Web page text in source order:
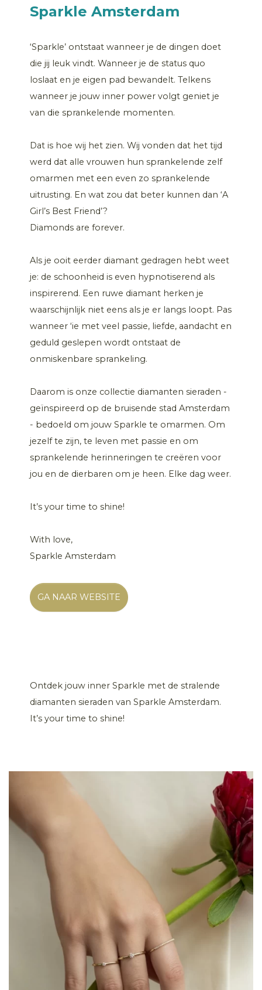
Sparkle Amsterdam
‘Sparkle’ ontstaat wanneer je de dingen doet
die jij leuk vindt. Wanneer je de status quo
loslaat en je eigen pad bewandelt. Telkens
wanneer je jouw inner power volgt geniet je
van die sprankelende momenten.
Dat is hoe wij het zien. Wij vonden dat het tijd
werd dat alle vrouwen hun sprankelende zelf
omarmen met een even zo sprankelende
uitrusting. En wat zou dat beter kunnen dan ‘A
Girl’s Best Friend’?
Diamonds are forever.
Als je ooit eerder diamant gedragen hebt weet
je: de schoonheid is even hypnotiserend als
inspirerend. Een ruwe diamant herken je
waarschijnlijk niet eens als je er langs loopt. Pas
wanneer ‘ie met veel passie, liefde, aandacht en
geduld geslepen wordt ontstaat de
onmiskenbare sprankeling.
Daarom is onze collectie diamanten sieraden -
geïnspireerd op de bruisende stad Amsterdam
- bedoeld om jouw Sparkle te omarmen. Om
jezelf te zijn, te leven met passie en om
sprankelende herinneringen te creëren voor
jou en de dierbaren om je heen. Elke dag weer.
It’s your time to shine!
With love,
Sparkle Amsterdam
GA NAAR WEBSITE
Ontdek jouw inner Sparkle met de stralende
diamanten sieraden van Sparkle Amsterdam.
It’s your time to shine!